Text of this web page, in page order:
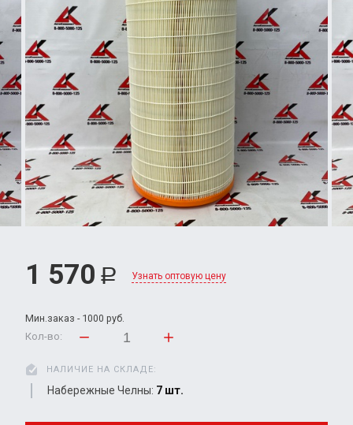
1 570 Р Узнать оптовую цену
Мин.заказ - 1000 руб.
Кол-во:
НАЛИЧИЕ НА СКЛАДЕ:
Набережные Челны: 7 шт.